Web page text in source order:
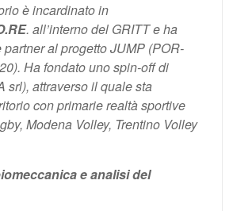
è incardinato in
. all’interno del GRITT e ha
al progetto JUMP (POR-
Ha fondato uno spin-off di
srl), attraverso il quale sta
con primarie realtà sportive
Modena Volley, Trentino Volley
e analisi del